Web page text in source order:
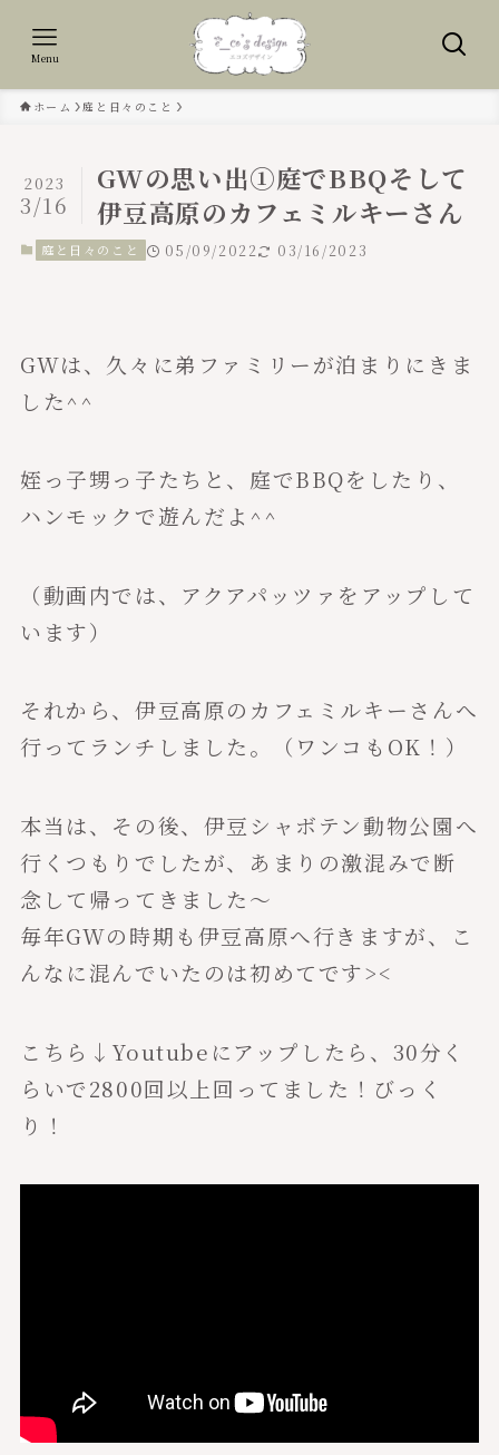
Menu
ホーム 庭と日々のこと
GWの思い出①庭でBBQそして
伊豆高原のカフェミルキーさん
2023
3/16
庭と日々のこと 05/09/2022 03/16/2023
GWは、久々に弟ファミリーが泊まりにきま
した^^
姪っ子甥っ子たちと、庭でBBQをしたり、
ハンモックで遊んだよ^^
（動画内では、アクアパッツァをアップして
います）
それから、伊豆高原のカフェミルキーさんへ
行ってランチしました。（ワンコもOK！）
本当は、その後、伊豆シャボテン動物公園へ
行くつもりでしたが、あまりの激混みで断
念して帰ってきました〜
毎年GWの時期も伊豆高原へ行きますが、こ
んなに混んでいたのは初めてです><
こちら↓Youtubeにアップしたら、30分く
らいで2800回以上回ってました！びっく
り！